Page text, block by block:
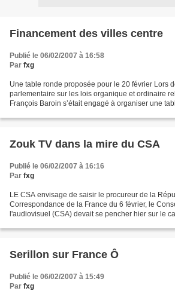
Financement des villes centre
Publié le 06/02/2007 à 16:58
Par fxg
Une table ronde proposée pour le 20 février Lors
parlementaire sur les lois organique et ordinaire
François Baroin s’était engagé à organiser une
Zouk TV dans la mire du CSA
Publié le 06/02/2007 à 16:16
Par fxg
LE CSA envisage de saisir le procureur de la
Correspondance de la France du 6 février, le
l'audiovisuel (CSA) devait se pencher hier sur le
Serillon sur France Ô
Publié le 06/02/2007 à 15:49
Par fxg